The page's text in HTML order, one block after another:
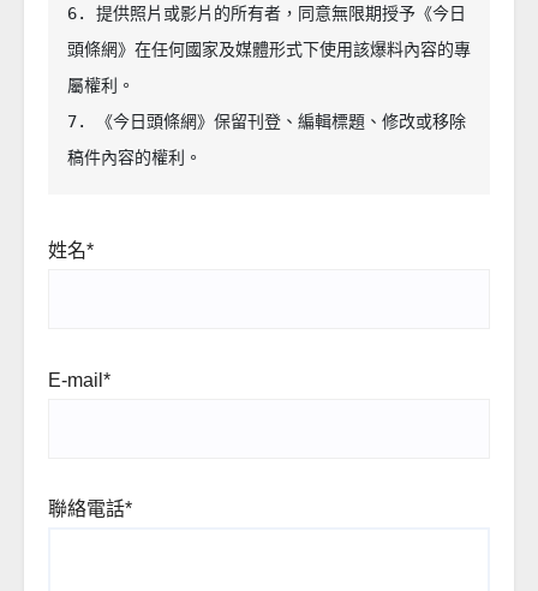
6. 提供照片或影片的所有者，同意無限期授予《今日
頭條網》在任何國家及媒體形式下使用該爆料內容的專
屬權利。
7. 《今日頭條網》保留刊登、編輯標題、修改或移除
稿件內容的權利。
姓名*
E-mail*
聯絡電話*